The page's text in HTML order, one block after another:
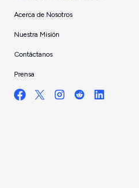
Acerca de Nosotros
Nuestra Misión
Contáctanos
Prensa